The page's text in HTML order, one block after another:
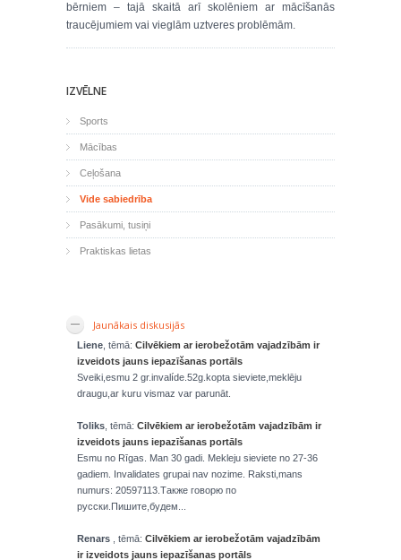
bērniem – tajā skaitā arī skolēniem ar mācīšanās
traucējumiem vai vieglām uztveres problēmām.
IZVĒLNE
Sports
Mācības
Ceļošana
Vide sabiedrība
Pasākumi, tusiņi
Praktiskas lietas
Jaunākais diskusijās
Liene , tēmā: Cilvēkiem ar ierobežotām vajadzībām ir
izveidots jauns iepazīšanas portāls
Sveiki,esmu 2 gr.invalíde.52g.kopta sieviete,meklēju
draugu,ar kuru vismaz var parunāt.
Toliks , tēmā: Cilvēkiem ar ierobežotām vajadzībām ir
izveidots jauns iepazīšanas portāls
Esmu no Rīgas. Man 30 gadi. Mekleju sieviete no 27-36
gadiem. Invalidates grupai nav nozime. Raksti,mans
numurs: 20597113.Также говорю по
русски.Пишите,будем...
Renars , tēmā: Cilvēkiem ar ierobežotām vajadzībām
ir izveidots jauns iepazīšanas portāls